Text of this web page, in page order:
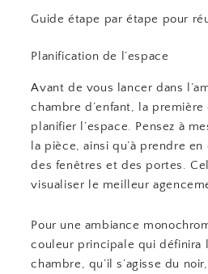
Guide étape par étape pour
Planification de l’espace
Avant de vous lancer dans
chambre d’enfant, la
planifier l’espace. Pensez à
la pièce, ainsi qu’à prendre
des fenêtres et des portes.
visualiser le meilleur
Pour une ambiance
couleur principale qui définira
chambre, qu’il s’agisse du